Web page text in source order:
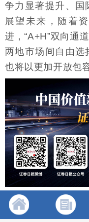
争力显著提升、国
展望未来，随着
进，“A+H”双向通
两地市场间自由选
也将以更加开放包